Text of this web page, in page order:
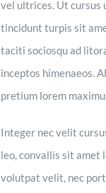
vel ultrices. Ut cursus
tincidunt turpis sit
taciti sociosqu ad
inceptos himenaeos.
pretium lorem
Integer nec velit
leo, convallis sit amet
volutpat velit, nec